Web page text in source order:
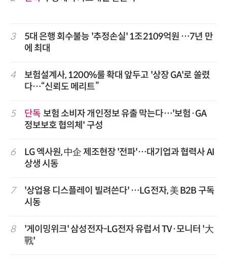
3
5대 은행 회수불능 '추정손실' 1조2109억원 …7년 만
에 최대
4
보험설계사, 1200%룰 확대 앞두고 '상장 GA'로 쏠렸
다…“신뢰도 메리트”
5 단독 보험 소비자 개인정보 유출 막는다…'보험·GA
정보보호 협의체' 구성
6
LG 엑사원, 中企 제조현장 '전파'…대기업과 협력사 AI
상생 시동
7
'상업용 디스플레이 빌려쓴다' …LG전자, 美 B2B 구독
시동
8
'게이밍위크' 삼성전자-LG전자 유럽서 TV·모니터 '大
戰'